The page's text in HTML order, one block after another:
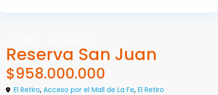
Reserva San Juan
$958.000.000
El Retiro, Acceso por el Mall de La Fe, El Retiro